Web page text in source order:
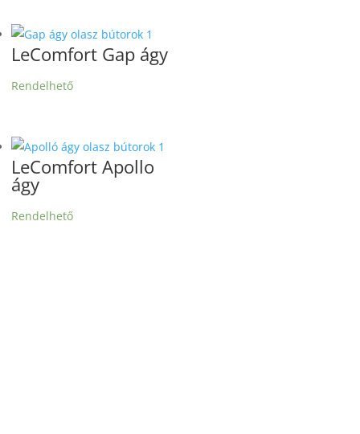
LeComfort Gap ágy
Rendelhető
LeComfort Apollo
ágy
Rendelhető